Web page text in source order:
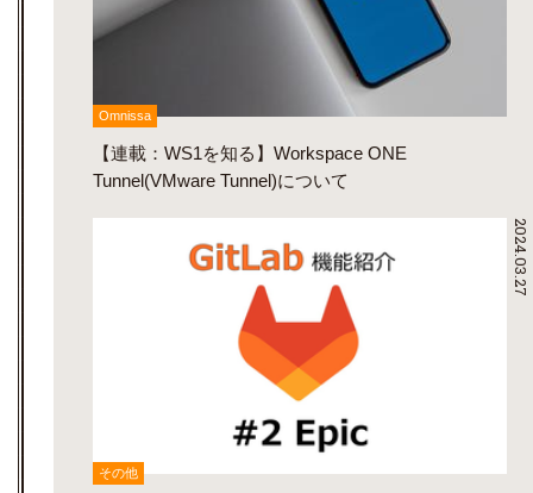
Omnissa
【連載：WS1を知る】Workspace ONE
Tunnel(VMware Tunnel)について
2024.03.27
その他